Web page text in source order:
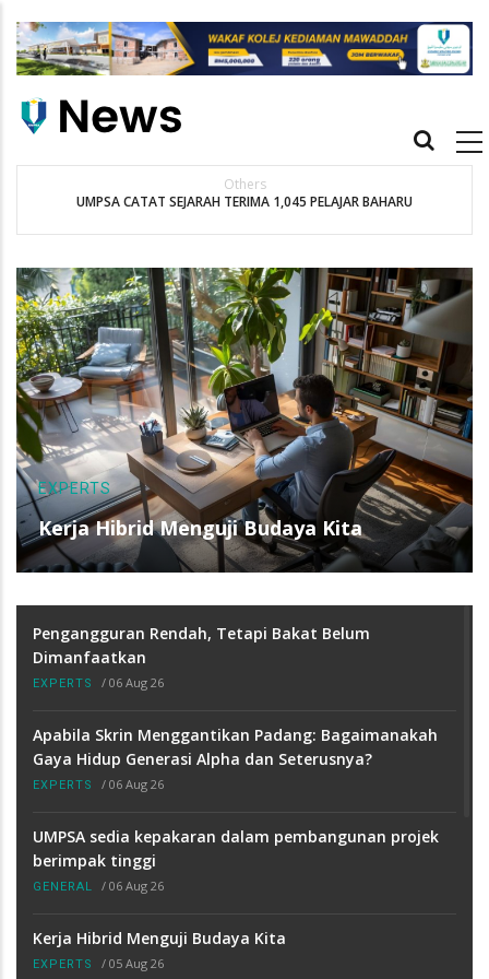
main
Main
Others
UMPSA CATAT SEJARAH TERIMA 1,045 PELAJAR BAHARU
EXPERTS
Kerja Hibrid Menguji Budaya Kita
Pengangguran Rendah, Tetapi Bakat Belum
Dimanfaatkan
EXPERTS / 06 Aug 26
Apabila Skrin Menggantikan Padang: Bagaimanakah
Gaya Hidup Generasi Alpha dan Seterusnya?
EXPERTS / 06 Aug 26
UMPSA sedia kepakaran dalam pembangunan projek
berimpak tinggi
GENERAL / 06 Aug 26
Kerja Hibrid Menguji Budaya Kita
EXPERTS / 05 Aug 26